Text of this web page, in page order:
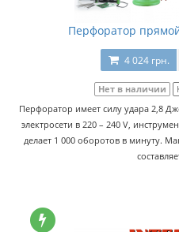
Перфоратор
4 024 грн.
Нет в наличии
Перфоратор имеет силу удара 2,8
электросети в 220 – 240 V,
делает 1 000 оборотов в минуту.